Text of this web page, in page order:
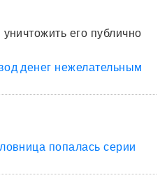
его публично
денег нежелательным
попалась серии